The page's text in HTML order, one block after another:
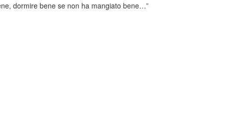
dormire bene se non ha mangiato bene…”